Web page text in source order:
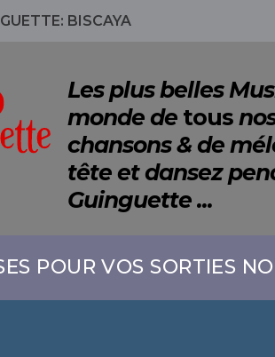
BISCAYA
Les plus belles
monde de tous
chansons & de
tête et dansez
Guinguette ...
POUR VOS SORTIES